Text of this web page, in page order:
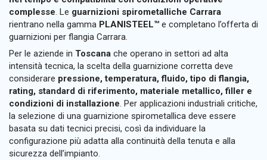
complesse . Le guarnizioni spirometalliche Carrara
rientrano nella gamma PLANISTEEL™ e completano l’offerta di
guarnizioni per flangia Carrara.
Per le aziende in Toscana che operano in settori ad alta
intensità tecnica, la scelta della guarnizione corretta deve
considerare pressione, temperatura, fluido, tipo di flangia,
rating, standard di riferimento, materiale metallico, filler e
condizioni di installazione. Per applicazioni industriali critiche,
la selezione di una guarnizione spirometallica deve essere
basata su dati tecnici precisi, così da individuare la
configurazione più adatta alla continuità della tenuta e alla
sicurezza dell’impianto.